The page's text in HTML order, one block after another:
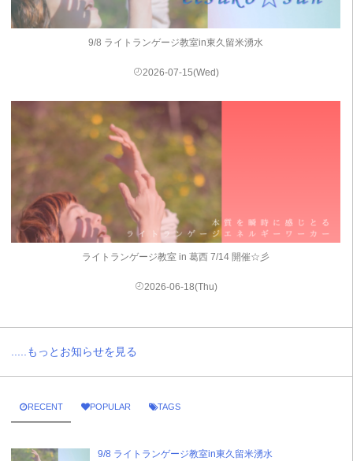
9/8 ライトランゲージ教室in東久留米湧水
2026-07-15(Wed)
ライトランゲージ教室 in 葛西 7/14 開催☆彡
2026-06-18(Thu)
.....もっとお知らせを見る
RECENT POPULAR TAGS
9/8 ライトランゲージ教室in東久留米湧水